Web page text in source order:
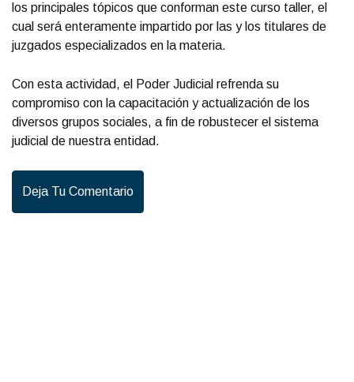
los principales tópicos que conforman este curso taller, el
cual será enteramente impartido por las y los titulares de
juzgados especializados en la materia.
Con esta actividad, el Poder Judicial refrenda su
compromiso con la capacitación y actualización de los
diversos grupos sociales, a fin de robustecer el sistema
judicial de nuestra entidad.
Deja Tu Comentario